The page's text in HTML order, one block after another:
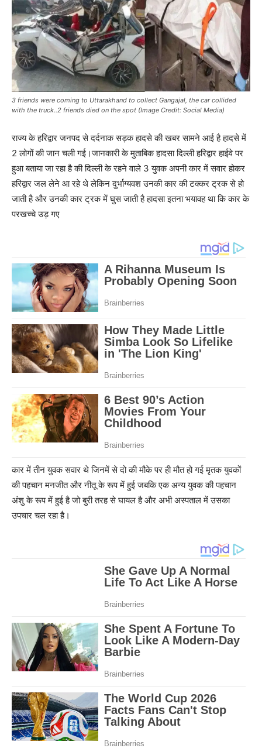
3 friends were coming to Uttarakhand to collect Gangajal, the car collided
with the truck..2 friends died on the spot (Image Credit: Social Media)
राज्य के हरिद्वार जनपद से दर्दनाक सड़क हादसे की खबर सामने आई है हादसे में
2 लोगों की जान चली गई।जानकारी के मुताबिक हादसा दिल्ली हरिद्वार हाईवे पर
हुआ बताया जा रहा है की दिल्ली के रहने वाले 3 युवक अपनी कार में सवार होकर
हरिद्वार जल लेने आ रहे थे लेकिन दुर्भाग्यवश उनकी कार की टक्कर ट्रक से हो
जाती है और उनकी कार ट्रक में घुस जाती है हादसा इतना भयावह था कि कार के
परखच्चे उड़ गए
कार में तीन युवक सवार थे जिनमें से दो की मौके पर ही मौत हो गई मृतक युवकों
की पहचान मनजीत और नीतू के रूप में हुई जबकि एक अन्य युवक की पहचान
अंशु के रूप में हुई है जो बुरी तरह से घायल है और अभी अस्पताल में उसका
उपचार चल रहा है।